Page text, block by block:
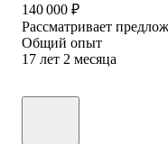
140 000 ₽
Рассматривает
Общий опыт
17 лет 2 месяца